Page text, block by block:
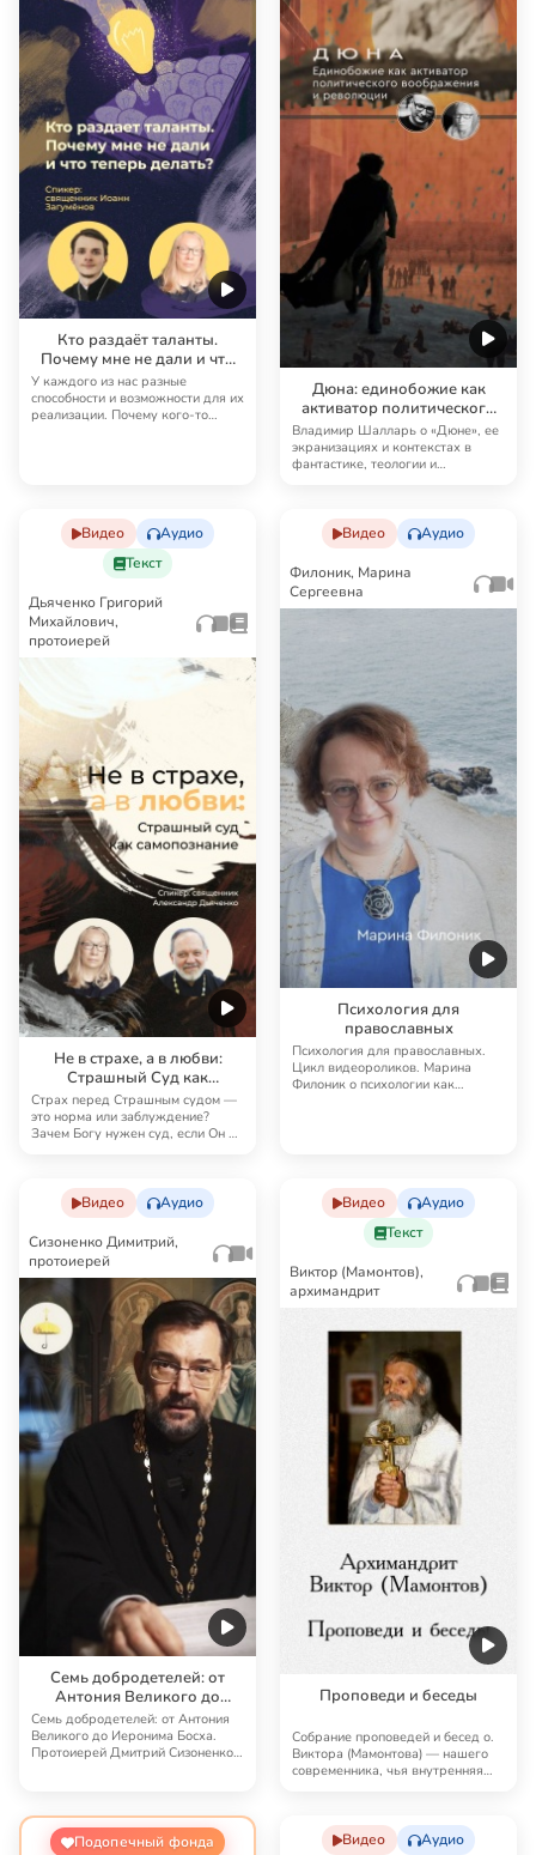
Кто раздаёт таланты.
Почему мне не дали и что
теперь делать?
У каждого из нас разные
способности и возможности для их
реализации. Почему кого-то
Дюна: единобожие как
активатор политического
воображения и революции
Владимир Шалларь о «Дюне», ее
экранизациях и контекстах в
фантастике, теологии и
Видео
Аудио
Текст
Дьяченко Григорий
Михайлович,
протоиерей
Не в страхе, а в любви:
Страшный Суд как
самопознание
Страх перед Страшным судом —
это норма или заблуждение?
Зачем Богу нужен суд, если Он и
Видео Аудио
Филоник, Марина
Сергеевна
Психология для
православных
Психология для православных.
Цикл видеороликов. Марина
Филоник о психологии как
Видео Аудио
Сизоненко Димитрий,
протоиерей
Семь добродетелей: от
Антония Великого до
Иеронима Босха
Семь добродетелей: от Антония
Великого до Иеронима Босха.
Протоиерей Дмитрий Сизоненко о
Видео
Аудио
Текст
Виктор (Мамонтов),
архимандрит
Проповеди и беседы
Собрание проповедей и бесед о.
Виктора (Мамонтова) — нашего
современника, чья внутренняя
Подопечный фонда Видео Аудио